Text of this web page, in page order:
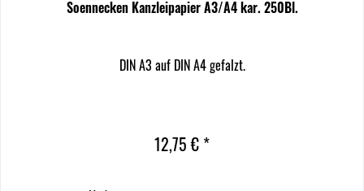
Soennecken Kanzleipapier A3/A4 kar. 250Bl.
DIN A3 auf DIN A4 gefalzt.
12,75 € *